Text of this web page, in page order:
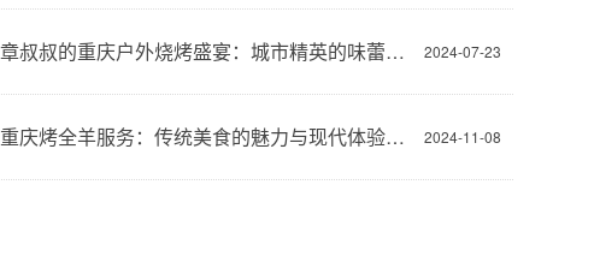
2024-07-23
章叔叔的重庆户外烧烤盛宴：城市精英的味蕾之旅
2024-11-08
重庆烤全羊服务：传统美食的魅力与现代体验的完美融合